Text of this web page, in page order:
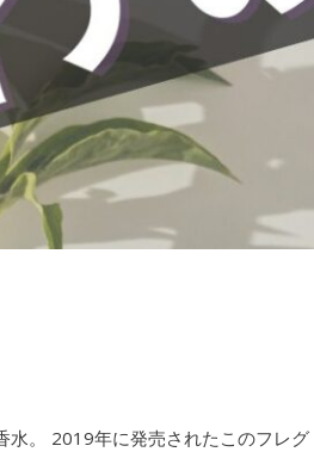
水。 2019年に発売されたこのフレグ